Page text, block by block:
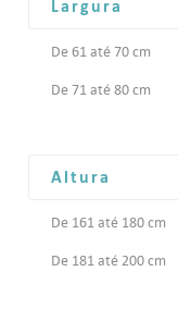
Largura
De 61 até 70 cm
De 71 até 80 cm
Altura
De 161 até 180 cm
De 181 até 200 cm